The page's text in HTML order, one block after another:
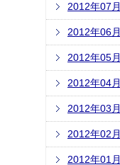
2012年07月
2012年06月
2012年05月
2012年04月
2012年03月
2012年02月
2012年01月